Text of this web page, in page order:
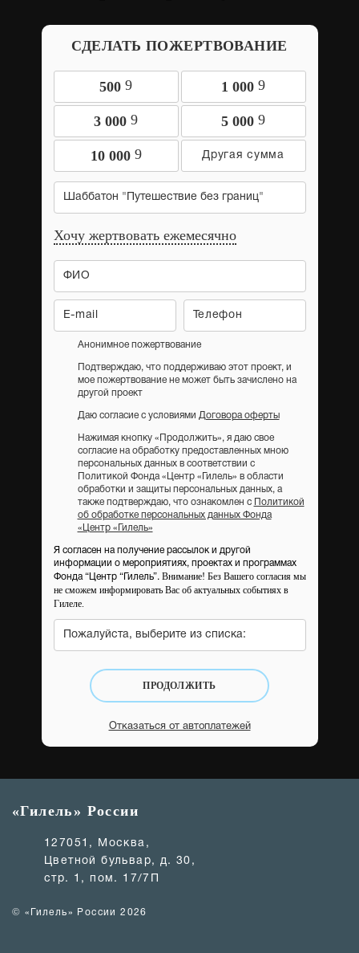
СДЕЛАТЬ ПОЖЕРТВОВАНИЕ
500 9 1 000 9
3 000 9 5 000 9
10 000 9
Шаббатон "Путешествие без границ"
Хочу жертвовать ежемесячно
Анонимное пожертвование
Подтверждаю, что поддерживаю этот проект, и
мое пожертвование не может быть зачислено на
другой проект
Даю согласие с условиями Договора оферты
Нажимая кнопку «Продолжить», я даю свое
согласие на обработку предоставленных мною
персональных данных в соответствии с
Политикой Фонда «Центр «Гилель» в области
обработки и защиты персональных данных, а
также подтверждаю, что ознакомлен с
Политикой
об обработке персональных данных Фонда
«Центр «Гилель»
Я согласен на получение рассылок и другой
информации о мероприятиях, проектах и программах
Фонда “Центр “Гилель”. Внимание! Без Вашего согласия мы
не сможем информировать Вас об актуальных событиях в
Гилеле.
Пожалуйста, выберите из списка:
ПРОДОЛЖИТЬ
Отказаться от автоплатежей
«Гилель» России
127051, Москва,
Цветной бульвар, д. 30,
стр. 1, пом. 17/7П
© «Гилель» России 2026